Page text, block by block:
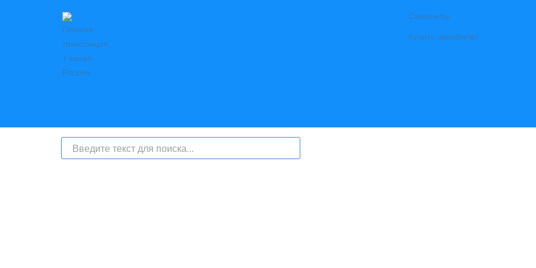
Самолеты
Купить авиабилет